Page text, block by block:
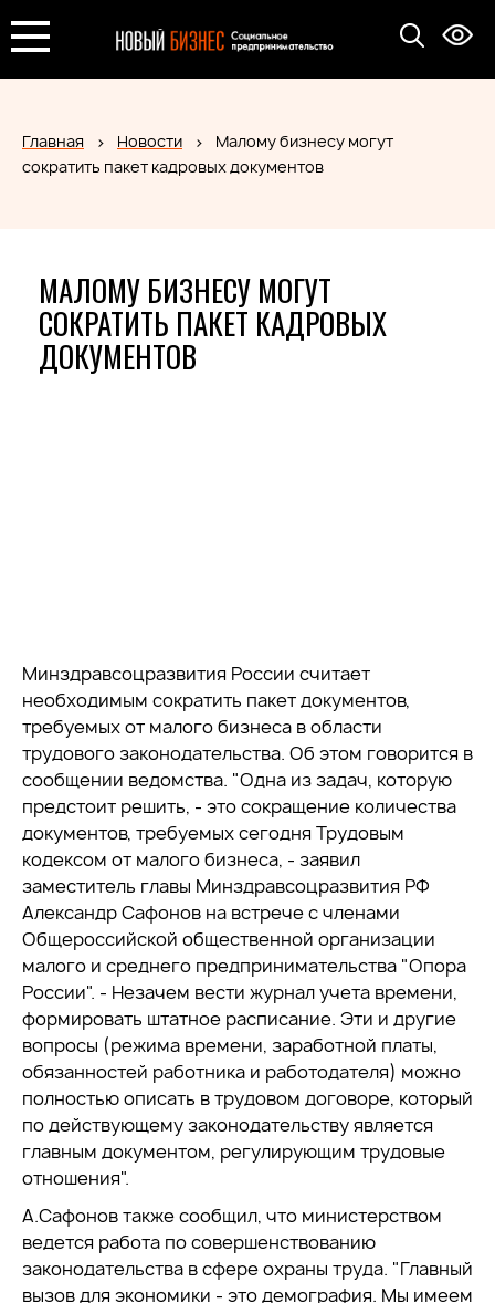
Главная Новости
Малому бизнесу могут
сократить пакет кадровых документов
МАЛОМУ БИЗНЕСУ МОГУТ
СОКРАТИТЬ ПАКЕТ КАДРОВЫХ
ДОКУМЕНТОВ
Минздравсоцразвития России считает
необходимым сократить пакет документов,
требуемых от малого бизнеса в области
трудового законодательства. Об этом говорится в
сообщении ведомства. "Одна из задач, которую
предстоит решить, - это сокращение количества
документов, требуемых сегодня Трудовым
кодексом от малого бизнеса, - заявил
заместитель главы Минздравсоцразвития РФ
Александр Сафонов на встрече с членами
Общероссийской общественной организации
малого и среднего предпринимательства "Опора
России". - Незачем вести журнал учета времени,
формировать штатное расписание. Эти и другие
вопросы (режима времени, заработной платы,
обязанностей работника и работодателя) можно
полностью описать в трудовом договоре, который
по действующему законодательству является
главным документом, регулирующим трудовые
отношения".
А.Сафонов также сообщил, что министерством
ведется работа по совершенствованию
законодательства в сфере охраны труда. "Главный
вызов для экономики - это демография. Мы имеем